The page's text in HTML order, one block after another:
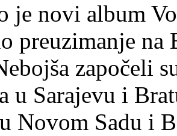
je novi album
preuzimanje
započeli
u Sarajevu i
Novom Sadu i